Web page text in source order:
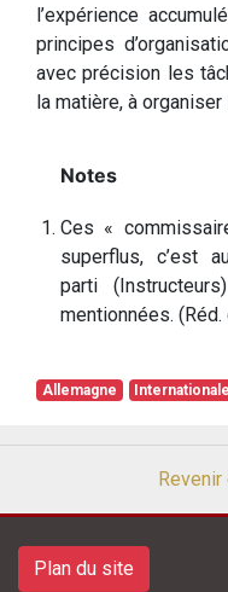
l’expérience
principes
avec précision les
la matière, à
Ces «
superflus, c’est
parti
mentionnées. (Réd.
Allemagne
Plan du site